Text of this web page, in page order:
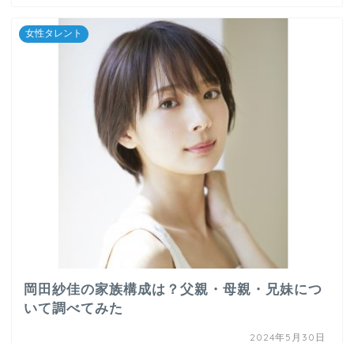
女性タレント
岡田紗佳の家族構成は？父親・母親・兄妹につ
いて調べてみた
2024年5月30日